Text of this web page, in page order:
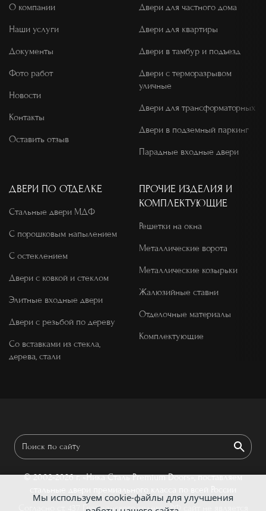
О компании
Наши услуги
Документы
Фото работ
Новости
Контакты
Оставить отзыв
Двери для частного дома
Двери для квартиры
Двери в тамбур и подъезд
Двери с терморазрывом
уличные
Двери для трансформаторных
Двери в подземный паркинг
Парадные входные двери
ДВЕРИ ПО ОТДЕЛКЕ
Стальные двери МДФ
С порошковым напылением
С остеклением
Двери с ковкой и стеклом
Элитные входные двери
Двери с резьбой по дереву
Со вставками из стекла,
дерева, стали
ПРОЧИЕ ИЗДЕЛИЯ И
КОМПЛЕКТУЮЩИЕ
Решетки на окна
Металлические ворота
Металлические козырьки
Жалюзийные ставни
Отделочные материалы
Комплектующие
© 2002-2026 г.«Ника Сталь Premium Doors», поставляем
Согласно ст. 437 Гражданского кодекса РФ сайт не является
Мы используем cookie-файлы для улучшения